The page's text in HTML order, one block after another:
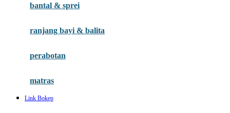
Habbie
Haenim
Hauck
Havaianas
bantal & sprei
ranjang bayi & balita
perabotan
matras
Link Bokep